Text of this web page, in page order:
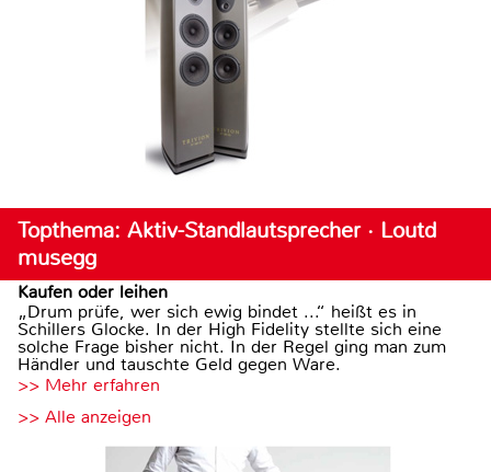
Topthema: Aktiv-Standlautsprecher · Loutd
musegg
Kaufen oder leihen
„Drum prüfe, wer sich ewig bindet ...“ heißt es in
Schillers Glocke. In der High Fidelity stellte sich eine
solche Frage bisher nicht. In der Regel ging man zum
Händler und tauschte Geld gegen Ware.
>> Mehr erfahren
>> Alle anzeigen